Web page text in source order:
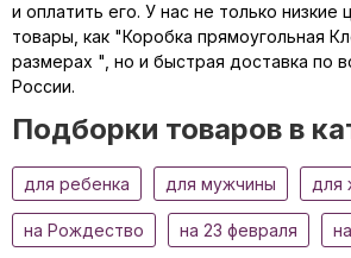
и оплатить его. У нас не только низкие
товары, как "Коробка прямоугольная
размерах ", но и быстрая доставка по
России.
Подборки товаров в
для ребенка для мужчины для
на Рождество на 23 февраля